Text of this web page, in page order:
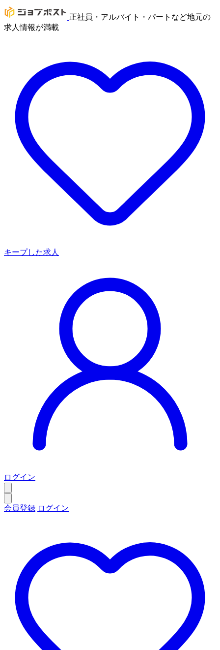
正社員・アルバイト・パートなど地元の
求人情報が満載
キープした求人
ログイン
会員登録 ログイン